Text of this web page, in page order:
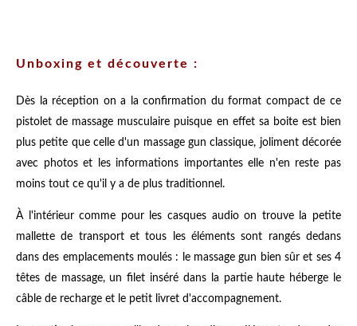
Unboxing et découverte :
Dès la réception on a la confirmation du format compact de ce
pistolet de massage musculaire puisque en effet sa boite est bien
plus petite que celle d'un massage gun classique, joliment décorée
avec photos et les informations importantes elle n'en reste pas
moins tout ce qu'il y a de plus traditionnel.
À l'intérieur comme pour les casques audio on trouve la petite
mallette de transport et tous les éléments sont rangés dedans
dans des emplacements moulés : le massage gun bien sûr et ses 4
têtes de massage, un filet inséré dans la partie haute héberge le
câble de recharge et le petit livret d'accompagnement.